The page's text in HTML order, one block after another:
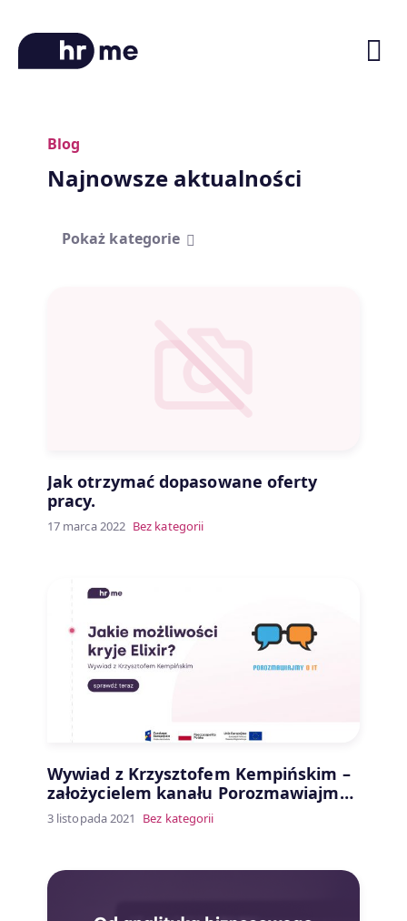
O platformie
Ścieżki kariery
Blog
Najnowsze aktualności
Pokaż kategorie
Jak otrzymać dopasowane oferty
pracy.
17 marca 2022 Bez kategorii
Wywiad z Krzysztofem Kempińskim –
założycielem kanału Porozmawiajmy
o IT
3 listopada 2021 Bez kategorii